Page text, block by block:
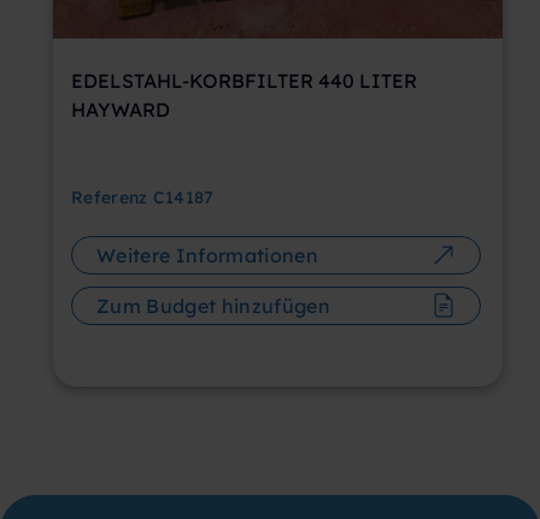
EDELSTAHL-KORBFILTER 440 LITER
HAYWARD
Referenz C14187
Weitere Informationen
Zum Budget hinzufügen